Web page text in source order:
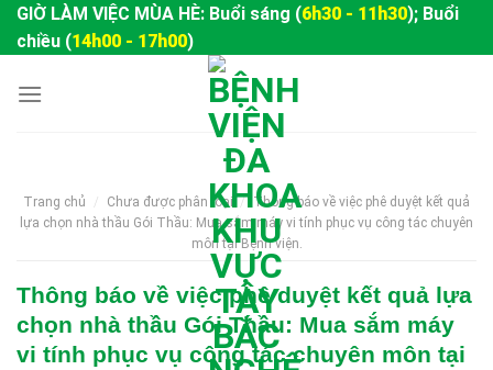
SkipGIỜ LÀM VIỆC MÙA HÈ: Buổi sáng (6h30 - 11h30); Buổi
chiều (14h00 - 17h00)
Trang chủ / Chưa được phân loại / Thông báo về việc phê duyệt kết quả
lựa chọn nhà thầu Gói Thầu: Mua sắm máy vi tính phục vụ công tác chuyên
môn tại Bệnh viện.
Thông báo về việc phê duyệt kết quả lựa
chọn nhà thầu Gói Thầu: Mua sắm máy
vi tính phục vụ công tác chuyên môn tại